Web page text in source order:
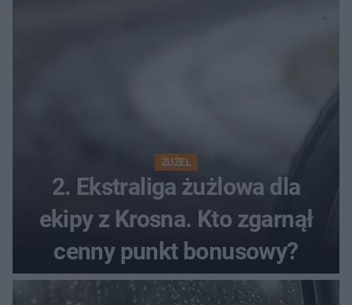
ŻUŻEL
2. Ekstraliga żużlowa dla
ekipy z Krosna. Kto zgarnął
cenny punkt bonusowy?